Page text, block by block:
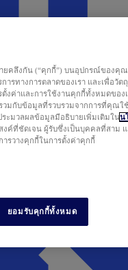
ายคลึงกัน (“คุกกี้”) บนอุปกรณ์ของคุ
รทางการตลาดของเรา และเพื่อวัต
งค่าและการใช้งานคุกกี้ทั้งหมดของเ
วมกับข้อมูลที่รวบรวมจากการที่คุณ
ระมวลผลข้อมูลมีอธิบายเพิ่มเติมในน
งค์ที่ชัดเจน ผู้รับซึ่งเป็นบุคคลที่สาม แ
รวางคุกกี้ในการตั้งค่าคุกกี้
ยอมรับคุกกี้ทั้งหมด